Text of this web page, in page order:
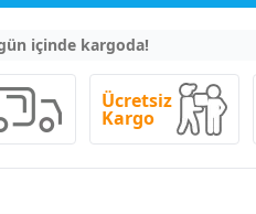
içinde kargoda!
Ücretsiz
Kargo